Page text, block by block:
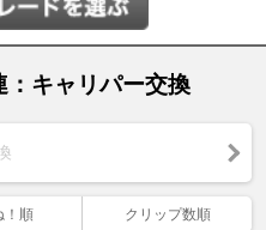
キャリパー交換
！順 クリップ数順